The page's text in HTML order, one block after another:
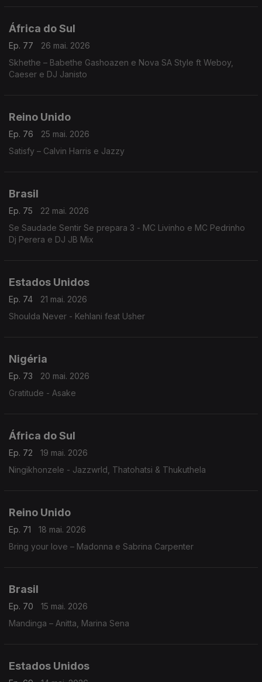
África do Sul
Ep. 77
26 mai. 2026
Skhethe – Babethe Gashoazen e Nova SA Style ft Weboy,
Caeser e DJ Janisto
Reino Unido
Ep. 76
25 mai. 2026
Satisfy – Calvin Harris e Jazzy
Brasil
Ep. 75
22 mai. 2026
Se Saudade Sentir Se prepara 3 - MC Livinho e MC Pedrinho
Dj Perera e DJ JB Mix
Estados Unidos
Ep. 74
21 mai. 2026
Shoulda Never - Kehlani feat Usher
Nigéria
Ep. 73
20 mai. 2026
Gratitude - Asake
África do Sul
Ep. 72
19 mai. 2026
Ningikhonzele - Jazzwrld, Thatohatsi & Thukuthela
Reino Unido
Ep. 71
18 mai. 2026
Bring your love – Madonna e Sabrina Carpenter
Brasil
Ep. 70
15 mai. 2026
Mandinga – Anitta, Marina Sena
Estados Unidos